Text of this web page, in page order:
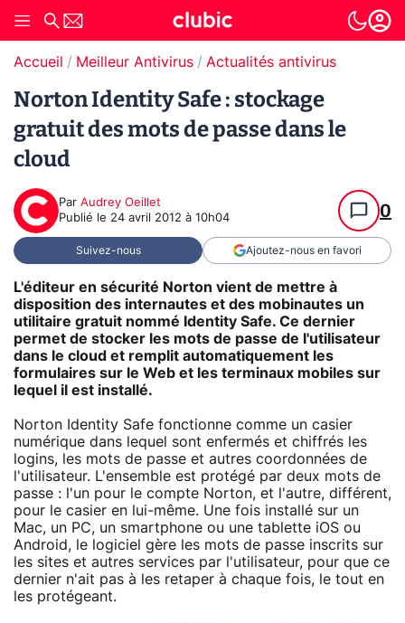
Accueil Meilleur Antivirus Actualités antivirus
Norton Identity Safe : stockage
gratuit des mots de passe dans le
cloud
Par Audrey Oeillet
Publié le 24 avril 2012 à 10h04 0
Suivez-nous Ajoutez-nous en favori
L'éditeur en sécurité Norton vient de mettre à
disposition des internautes et des mobinautes un
utilitaire gratuit nommé Identity Safe. Ce dernier
permet de stocker les mots de passe de l'utilisateur
dans le cloud et remplit automatiquement les
formulaires sur le Web et les terminaux mobiles sur
lequel il est installé.
Norton Identity Safe fonctionne comme un casier
numérique dans lequel sont enfermés et chiffrés les
logins, les mots de passe et autres coordonnées de
l'utilisateur. L'ensemble est protégé par deux mots de
passe : l'un pour le compte Norton, et l'autre, différent,
pour le casier en lui-même. Une fois installé sur un
Mac, un PC, un smartphone ou une tablette iOS ou
Android, le logiciel gère les mots de passe inscrits sur
les sites et autres services par l'utilisateur, pour que ce
dernier n'ait pas à les retaper à chaque fois, le tout en
les protégeant.